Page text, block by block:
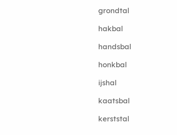
grondtal
hakbal
handsbal
honkbal
ijshal
kaatsbal
kerststal